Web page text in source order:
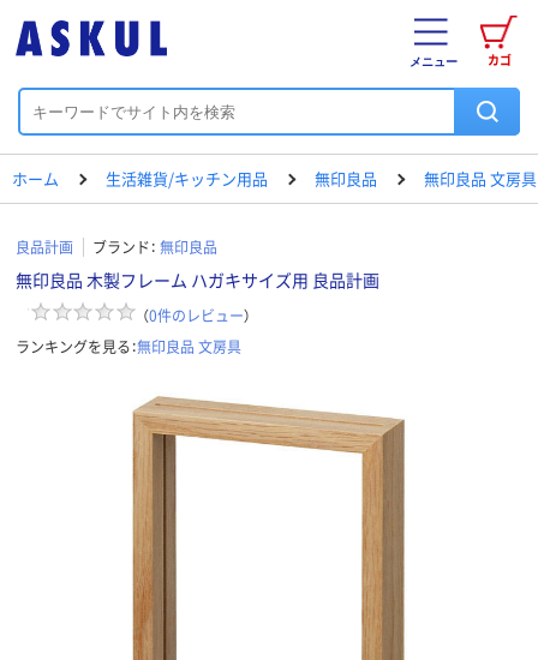
カゴ
メニュー
ホーム 生活雑貨/キッチン用品 無印良品 無印良品 文房具
良品計画 ブランド： 無印良品
無印良品 木製フレーム ハガキサイズ用 良品計画
（0件のレビュー）
ランキングを見る：無印良品 文房具